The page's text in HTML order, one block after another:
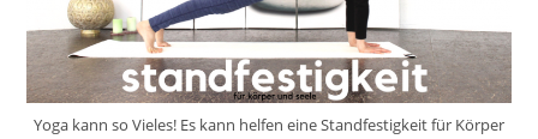
Yoga kann so Vieles! Es kann helfen eine Standfestigkeit für Körper